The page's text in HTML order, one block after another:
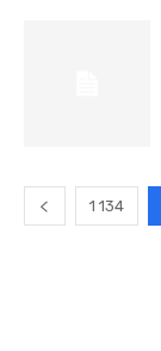
1 134